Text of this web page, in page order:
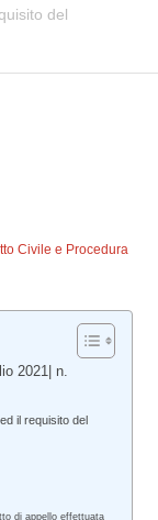
del
Civile e Procedura
2021| n.
il requisito del
di appello effettuata